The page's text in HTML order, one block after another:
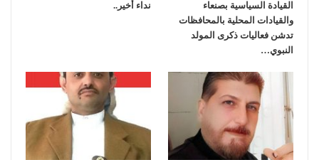
القيادة السياسية بصنعاء
والقيادات المحلية بالمحافظات
تدشن فعاليات ذكرى المولد
النبوي…
نداء أخير..